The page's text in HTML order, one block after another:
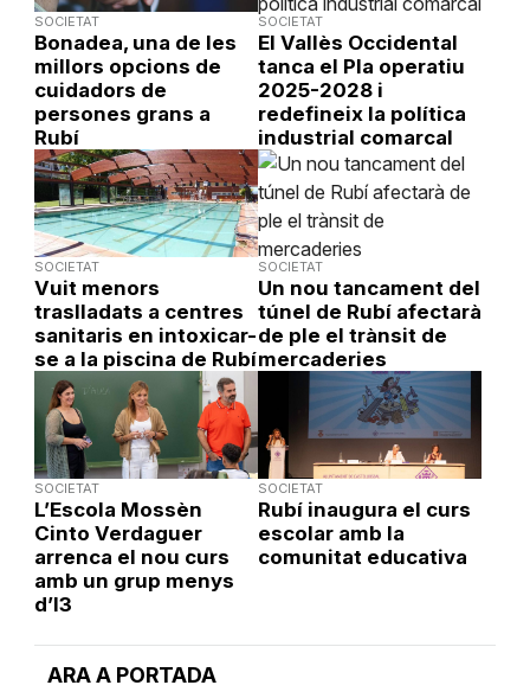
ARA A PORTADA
SOCIETAT
Bonadea, una de les
millors opcions de
cuidadors de
persones grans a
Rubí
SOCIETAT
El Vallès Occidental
tanca el Pla operatiu
2025-2028 i
redefineix la política
industrial comarcal
SOCIETAT
Vuit menors
traslladats a centres
sanitaris en intoxicar-
se a la piscina de Rubí
SOCIETAT
Un nou tancament del
túnel de Rubí afectarà
de ple el trànsit de
mercaderies
SOCIETAT
L’Escola Mossèn
Cinto Verdaguer
arrenca el nou curs
amb un grup menys
d’I3
SOCIETAT
Rubí inaugura el curs
escolar amb la
comunitat educativa